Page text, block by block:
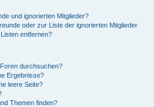
und ignorierten Mitglieder?
oder zur Liste der ignorierten Mitglieder
entfernen?
durchsuchen?
Ergebnisse?
leere Seite?
Themen finden?